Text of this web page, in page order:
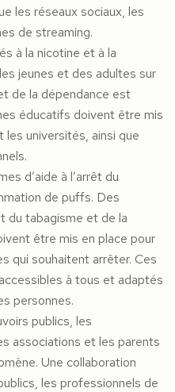
les réseaux sociaux, les
de streaming.
à la nicotine et à la
jeunes et des adultes sur
de la dépendance est
éducatifs doivent être mis
les universités, ainsi que
d’aide à l’arrêt du
de puffs. Des
du tabagisme et de la
être mis en place pour
qui souhaitent arrêter. Ces
à tous et adaptés
personnes.
publics, les
associations et les parents
Une collaboration
les professionnels de